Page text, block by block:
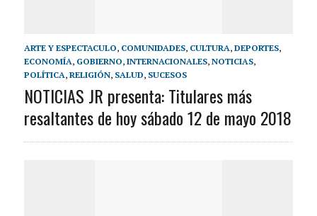
ARTE Y ESPECTACULO, COMUNIDADES, CULTURA, DEPORTES,
ECONOMÍA, GOBIERNO, INTERNACIONALES, NOTICIAS,
POLÍTICA, RELIGIÓN, SALUD, SUCESOS
NOTICIAS JR presenta: Titulares más
resaltantes de hoy sábado 12 de mayo 2018